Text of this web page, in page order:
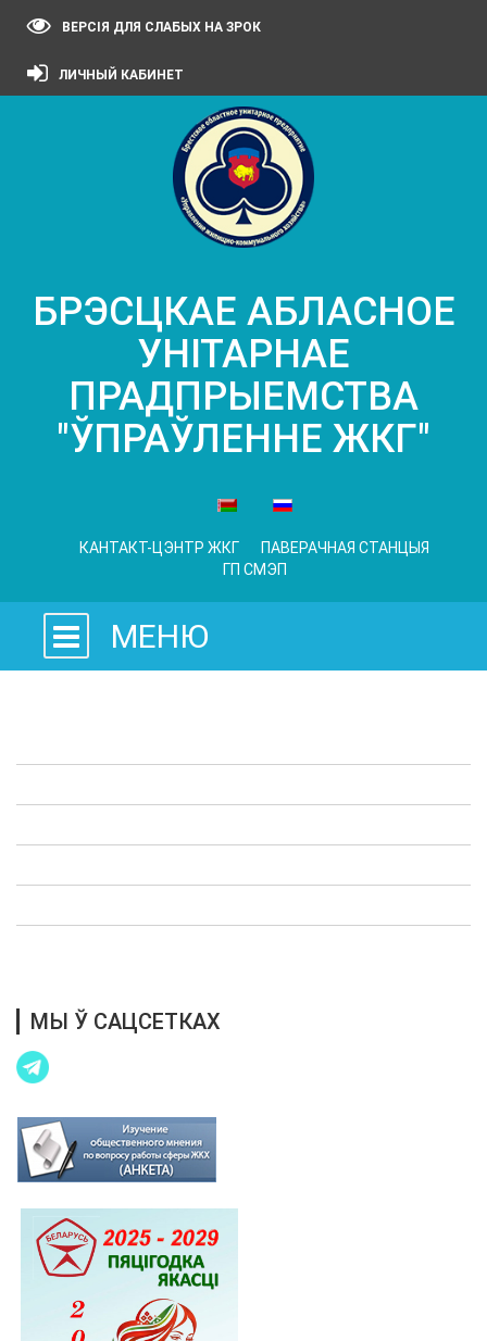
ВЕРСІЯ ДЛЯ СЛАБЫХ НА ЗРОК
ЛИЧНЫЙ КАБИНЕТ
БРЭСЦКАЕ АБЛАСНОЕ
УНІТАРНАЕ
ПРАДПРЫЕМСТВА
"ЎПРАЎЛЕННЕ ЖКГ"
КАНТАКТ-ЦЭНТР ЖКГ
ПАВЕРАЧНАЯ СТАНЦЫЯ
ГП СМЭП
МЕНЮ
МЫ Ў САЦСЕТКАХ